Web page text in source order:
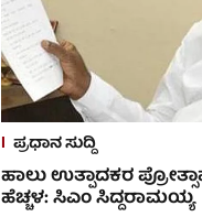
ಪ್ರಧಾನ ಸುದ್ದಿ
ಹಾಲು ಉತ್ಪಾದಕರ
ಹೆಚ್ಚಳ: ಸಿಎಂ ಸಿದ್ದರಾಮಯ್ಯ